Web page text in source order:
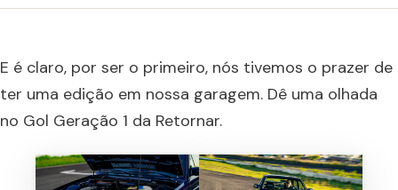
E é claro, por ser o primeiro, nós tivemos o prazer de
ter uma edição em nossa garagem. Dê uma olhada
no Gol Geração 1 da Retornar.